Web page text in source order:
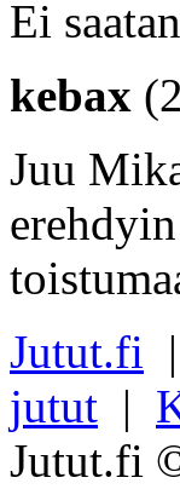
Ei
kebax
Juu
Jutut.fi |
jutut |
Jutut.fi